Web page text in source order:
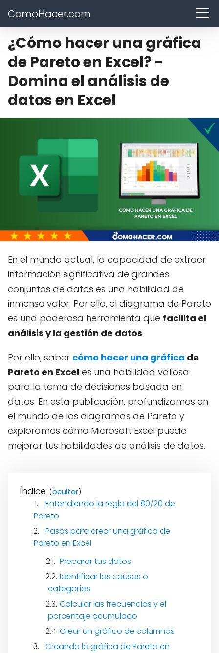
ComoHacer.com
¿Cómo hacer una gráfica
de Pareto en Excel? -
Domina el análisis de
datos en Excel
En el mundo actual, la capacidad de extraer
información significativa de grandes
conjuntos de datos es una habilidad de
inmenso valor. Por ello, el diagrama de Pareto
es una poderosa herramienta que facilita el
análisis y la gestión de datos.
Por ello, saber cómo hacer una gráfica de
Pareto en Excel es una habilidad valiosa
para la toma de decisiones basada en
datos. En esta publicación, profundizamos en
el mundo de los diagramas de Pareto y
exploramos cómo Microsoft Excel puede
mejorar tus habilidades de análisis de datos.
Índice ( )
Entendiendo la regla del 80/20 de
Pareto
Pasos para crear una gráfica de
Pareto en Excel
Preparar tus datos
Identificar las causas o
categorías
Calcular las frecuencias y el
porcentaje acumulado
Crear un gráfico de columnas
Creando la gráfica de Pareto en